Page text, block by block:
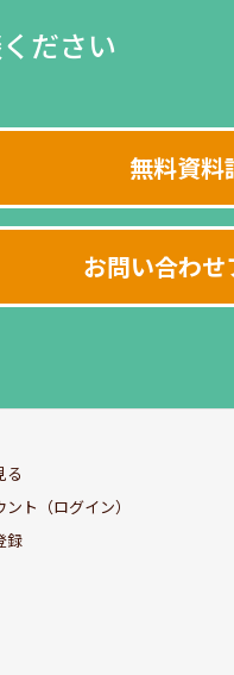
ださい
無料資料
お問い合わせ
る
ト（ログイン）
録